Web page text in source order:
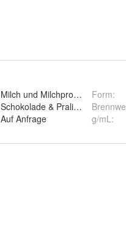
Milch und Milchprodukte
Schokolade & Pralinen
Auf Anfrage
Form:
g/mL: